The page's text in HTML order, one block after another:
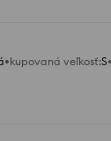
kupovaná veľkosť:S